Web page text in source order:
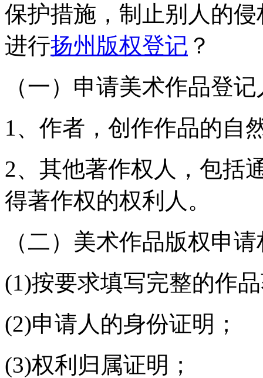
保护措施，制止别人的
进行扬州版权登记 ？
（一）申请美术作品登记
1、作者，创作作品的自
2、其他著作权人，包括
得著作权的权利人。
（二）美术作品版权申
(1)按要求填写完整的作
(2)申请人的身份证明；
(3)权利归属证明；